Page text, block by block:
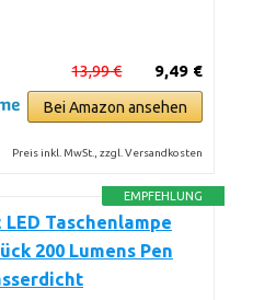
9,49 €
13,99 €
Bei Amazon ansehen
Preis inkl. MwSt., zzgl. Versandkosten
EMPFEHLUNG
Taschenlampe
200 Lumens Pen